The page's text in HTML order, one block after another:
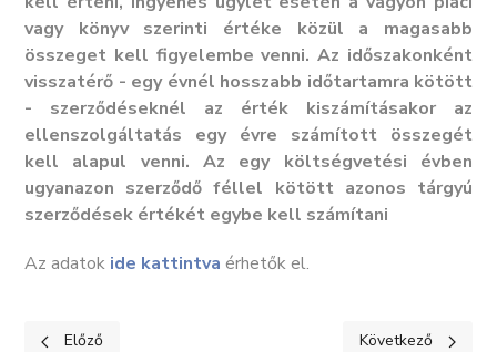
vagy könyv szerinti értéke közül a magasabb
összeget kell figyelembe venni. Az időszakonként
visszatérő - egy évnél hosszabb időtartamra kötött
- szerződéseknél az érték kiszámításakor az
ellenszolgáltatás egy évre számított összegét
kell alapul venni. Az egy költségvetési évben
ugyanazon szerződő féllel kötött azonos tárgyú
szerződések értékét egybe kell számítani
Az adatok ide kattintva érhetők el.
Előző cikk: KÖZÉRDEKŰ ADATOK III. Gazdálkodási adatok 3
Előző Következő cikk:
Következő